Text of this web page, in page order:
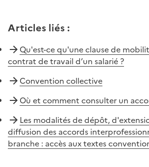
Articles liés :
Qu'est-ce qu'une clause de
contrat de travail d’un salarié ?
Convention collective
Où et comment consulter un
Les modalités de dépôt,
diffusion des accords
branche : accès aux textes